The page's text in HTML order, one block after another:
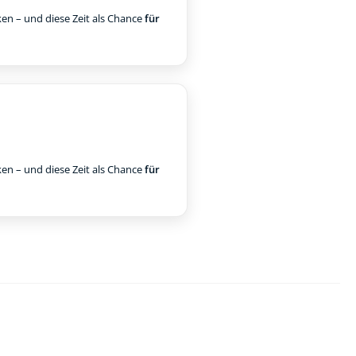
– und diese Zeit als Chancefür
– und diese Zeit als Chancefür